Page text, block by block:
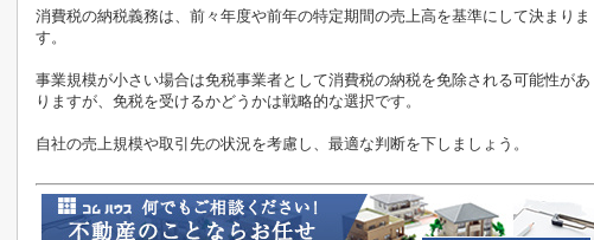
消費税の納税義務は、前々年度や前年の特定期間の売上高を基準にして決まりま
す。
事業規模が小さい場合は免税事業者として消費税の納税を免除される可能性があ
りますが、免税を受けるかどうかは戦略的な選択です。
自社の売上規模や取引先の状況を考慮し、最適な判断を下しましょう。